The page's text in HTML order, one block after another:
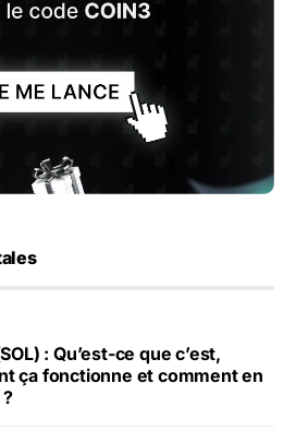
: Qu’est-ce que c’est,
ça fonctionne et comment en